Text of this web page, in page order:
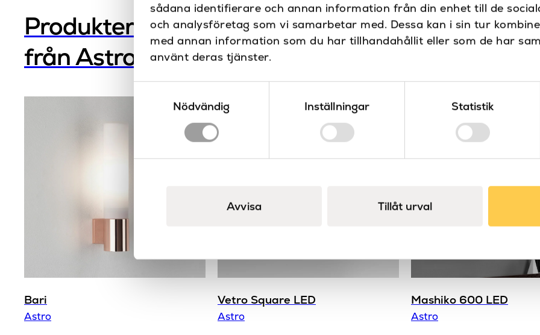
sådana identifierare och annan information från din enhet till de
och analysföretag som vi samarbetar med. Dessa kan i sin tur
med annan information som du har tillhandahållit eller som de har
använt deras tjänster.
Nödvändig
Inställningar Statistik
Avvisa Tillåt urval
Strömbrytare
Varumärke
Produkter
från Astro
Bari
Astro
Vetro Square LED
Astro
Mashiko 600 LED
Astro